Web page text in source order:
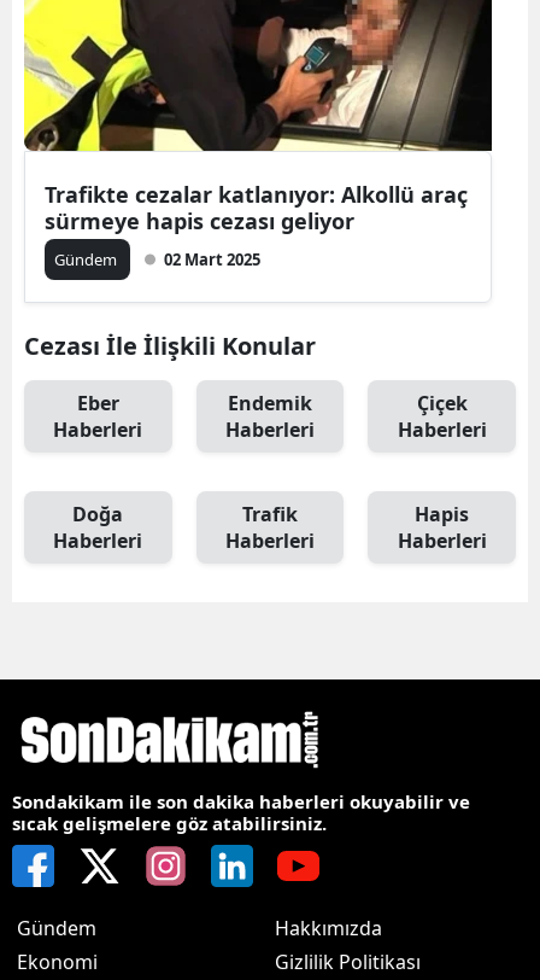
Trafikte cezalar katlanıyor: Alkollü araç
sürmeye hapis cezası geliyor
Gündem 02 Mart 2025
Cezası İle İlişkili Konular
Eber
Haberleri
Endemik
Haberleri
Çiçek
Haberleri
Doğa
Haberleri
Trafik
Haberleri
Hapis
Haberleri
Sondakikam ile son dakika haberleri okuyabilir ve
sıcak gelişmelere göz atabilirsiniz.
Gündem
Ekonomi
Hakkımızda
Gizlilik Politikası